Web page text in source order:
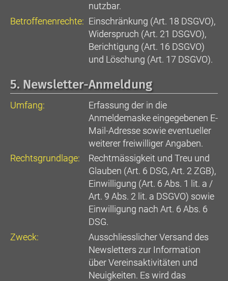
nutzbar.
Betroffenenrechte: Einschränkung (Art. 18 DSGVO),
Widerspruch (Art. 21 DSGVO),
Berichtigung (Art. 16 DSGVO)
und Löschung (Art. 17 DSGVO).
5. Newsletter-Anmeldung
Umfang:
Erfassung der in die
Anmeldemaske eingegebenen E-
Mail-Adresse sowie eventueller
weiterer freiwilliger Angaben.
Rechtsgrundlage:
Rechtmässigkeit und Treu und
Glauben (Art. 6 DSG, Art. 2 ZGB),
Einwilligung (Art. 6 Abs. 1 lit. a /
Art. 9 Abs. 2 lit. a DSGVO) sowie
Einwilligung nach Art. 6 Abs. 6
DSG.
Zweck:
Ausschliesslicher Versand des
Newsletters zur Information
über Vereinsaktivitäten und
Neuigkeiten. Es wird das